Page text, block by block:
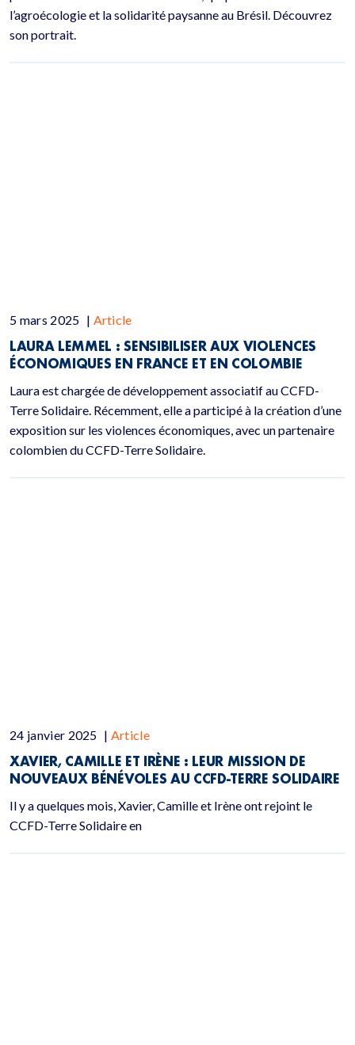
l’agroécologie et la solidarité paysanne au Brésil. Découvrez
son portrait.
5 mars 2025 | Article
LAURA LEMMEL : SENSIBILISER AUX VIOLENCES
ÉCONOMIQUES EN FRANCE ET EN COLOMBIE
Laura est chargée de développement associatif au CCFD-
Terre Solidaire. Récemment, elle a participé à la création d’une
exposition sur les violences économiques, avec un partenaire
colombien du CCFD-Terre Solidaire.
24 janvier 2025 | Article
XAVIER, CAMILLE ET IRÈNE : LEUR MISSION DE
NOUVEAUX BÉNÉVOLES AU CCFD-TERRE SOLIDAIRE
Il y a quelques mois, Xavier, Camille et Irène ont rejoint le
CCFD-Terre Solidaire en